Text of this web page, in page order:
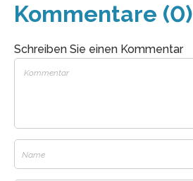
Kommentare (0)
Schreiben Sie einen Kommentar